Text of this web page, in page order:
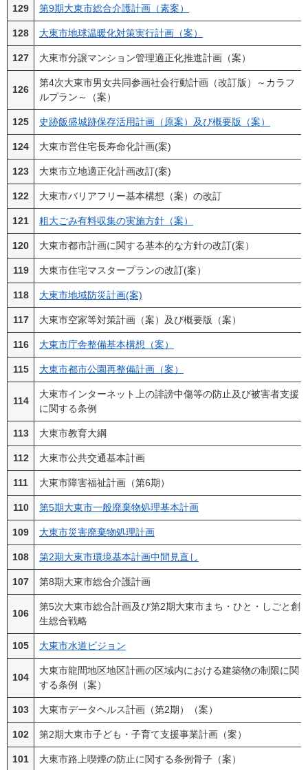
129 第9期大東市総合介護計画（素案）
128 大東市地球温暖化対策実行計画（案）
127 大東市分譲マンション管理適正化推進計画（案）
126
第4次大東市男女共同参画社会行動計画（改訂版）～カラフ
ルプラン～（案）
125 史跡飯盛城跡保存活用計画（原案）及び概要版（案）
124 大東市営住宅長寿命化計画(案)
123 大東市立地適正化計画改訂(案)
122 大東市バリアフリー基本構想（案）の改訂
121 粗大ごみ有料収集の実施方針（案）
120 大東市都市計画に関する基本的な方針の改訂(案）
119 大東市住宅マスタープランの改訂(案）
118 大東市地域防災計画(案)
117 大東市空家等対策計画（案）及び概要版（案）
116 大東市庁舎整備基本構想（案）
115 大東市都市公園再整備計画（案）
114
大東市インターネット上の誹謗中傷等の防止及び被害者支援
に関する条例
113 大東市教育大綱
112 大東市公共交通基本計画
111 大東市障害福祉計画（第6期）
110 第5期大東市一般廃棄物処理基本計画
109 大東市災害廃棄物処理計画
108 第2期大東市環境基本計画中間見直し
107 第8期大東市総合介護計画
106
第5次大東市総合計画及び第2期大東市まち・ひと・しごと創
生総合戦略
105 大東市水道ビジョン
104
大東市龍間地区地区計画の区域内における建築物の制限に関
する条例（案）
103 大東市データヘルス計画（第2期）（案）
102 第2期大東市子ども・子育て支援事業計画（案）
101 大東市路上喫煙の防止に関する条例骨子（案）